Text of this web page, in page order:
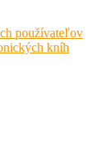
používateľov
kníh